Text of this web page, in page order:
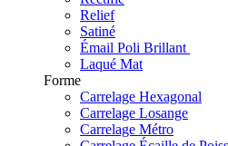
Relief
Satiné
Émail Poli Brillant
Laqué Mat
Forme
Carrelage Hexagonal
Carrelage Losange
Carrelage Métro